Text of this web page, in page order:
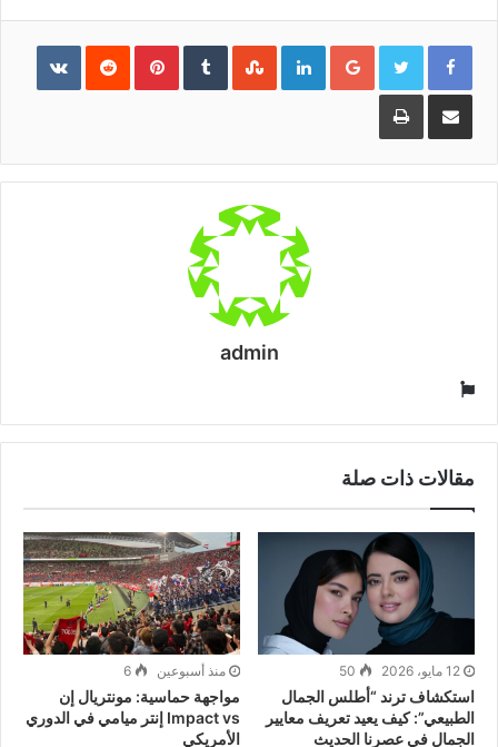
Google+
LinkedIn
Pinterest
مشاركة
البريد
طباعة
admin
مقالات ذات صلة
12 مايو، 2026 50
استكشاف ترند “أطلس الجمال
الطبيعي”: كيف يعيد تعريف معايير
الجمال في عصرنا الحديث
منذ أسبوعين 6
مواجهة حماسية: مونتريال إن
Impact vs إنتر ميامي في الدوري
الأمريكي